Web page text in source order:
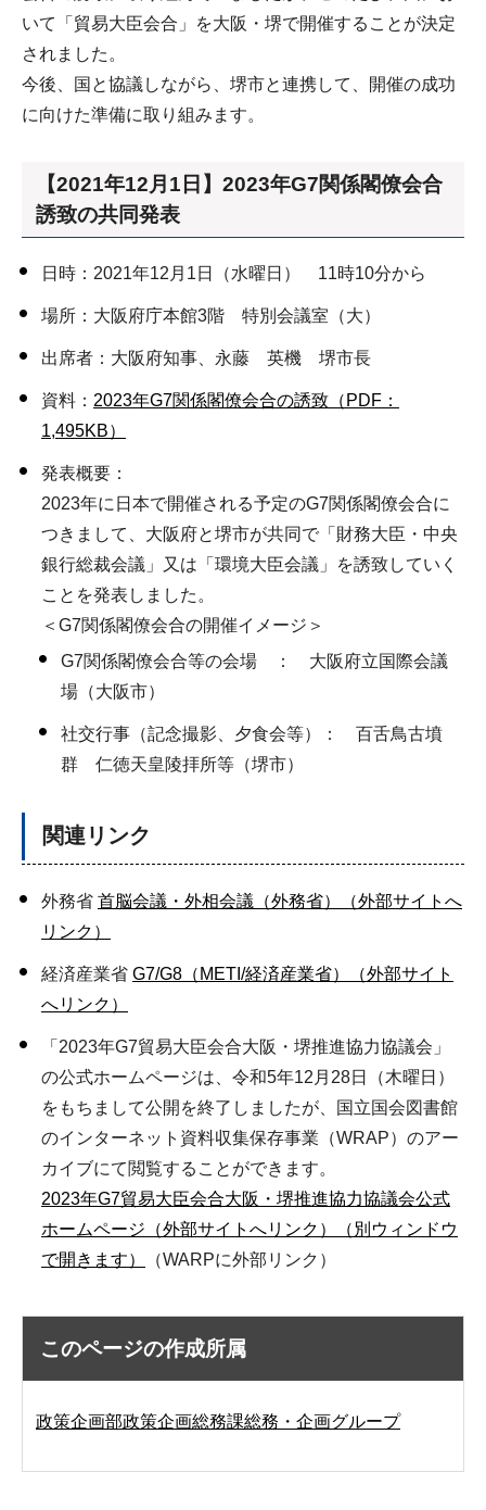
いて「貿易大臣会合」を大阪・堺で開催することが決定
されました。
今後、国と協議しながら、堺市と連携して、開催の成功
に向けた準備に取り組みます。
【2021年12月1日】2023年G7関係閣僚会合
誘致の共同発表
日時：2021年12月1日（水曜日） 11時10分から
場所：大阪府庁本館3階 特別会議室（大）
出席者：大阪府知事、永藤 英機 堺市長
資料： 2023年G7関係閣僚会合の誘致（PDF：
1,495KB）
発表概要：
2023年に日本で開催される予定のG7関係閣僚会合に
つきまして、大阪府と堺市が共同で「財務大臣・中央
銀行総裁会議」又は「環境大臣会議」を誘致していく
ことを発表しました。
＜G7関係閣僚会合の開催イメージ＞
G7関係閣僚会合等の会場 ： 大阪府立国際会議
場（大阪市）
社交行事（記念撮影、夕食会等）： 百舌鳥古墳
群 仁徳天皇陵拝所等（堺市）
関連リンク
外務省 首脳会議・外相会議（外務省）（外部サイトへ
リンク）
経済産業省 G7/G8（METI/経済産業省）（外部サイト
へリンク）
「2023年G7貿易大臣会合大阪・堺推進協力協議会」
の公式ホームページは、令和5年12月28日（木曜日）
をもちまして公開を終了しましたが、国立国会図書館
のインターネット資料収集保存事業（WRAP）のアー
カイブにて閲覧することができます。
2023年G7貿易大臣会合大阪・堺推進協力協議会公式
ホームページ（外部サイトへリンク）（別ウィンドウ
で開きます）
（WARPに外部リンク）
このページの作成所属
政策企画部政策企画総務課総務・企画グループ